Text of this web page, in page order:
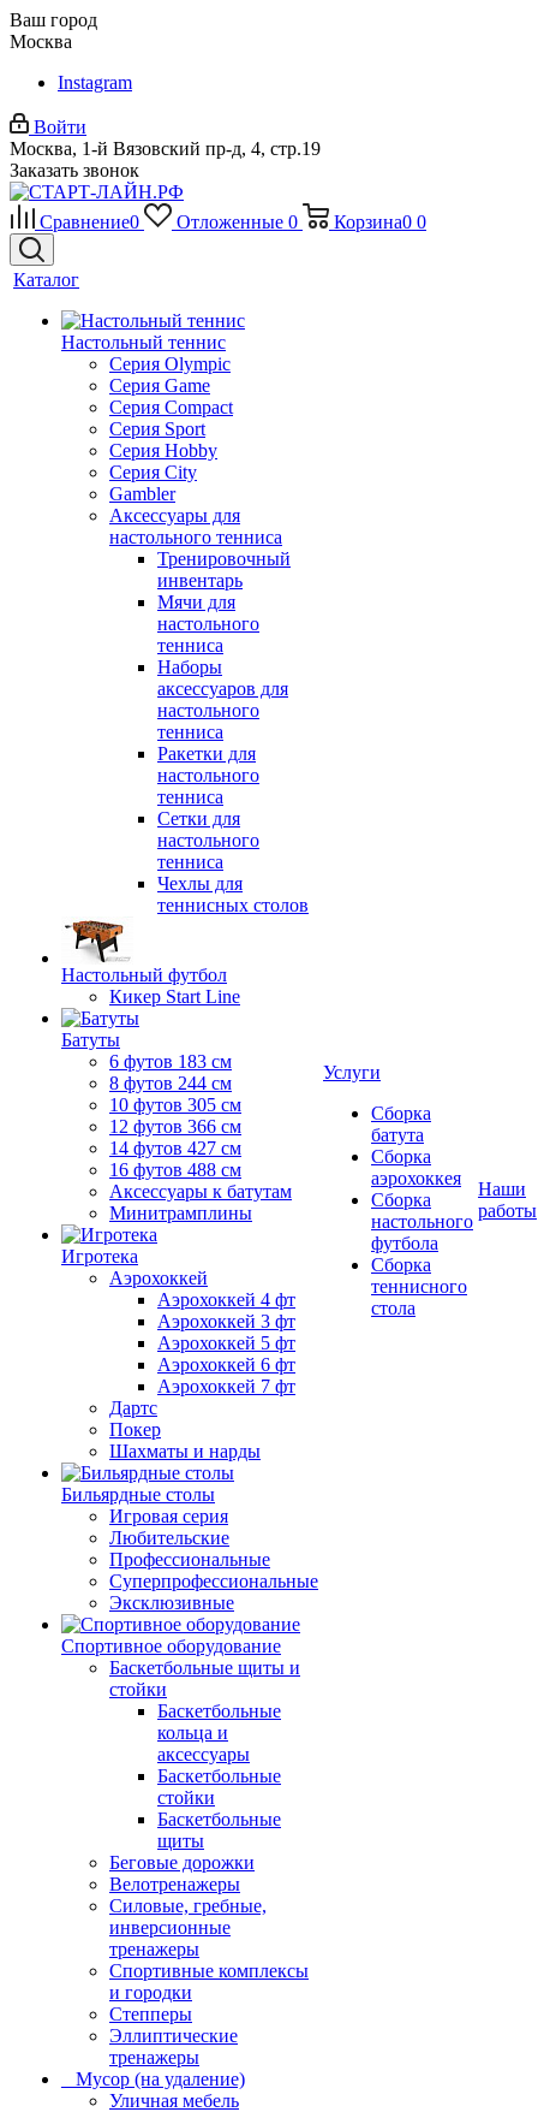
Ваш город
Москва
Instagram
Войти
Москва, 1-й Вязовский пр-д, 4, стр.19
Заказать звонок
Сравнение0 Отложенные 0 Корзина0 0
Каталог
Настольный теннис
Серия Olympic
Серия Game
Серия Compact
Серия Sport
Серия Hobby
Серия City
Gambler
Аксессуары для
настольного тенниса
Тренировочный
инвентарь
Мячи для
настольного
тенниса
Наборы
аксессуаров для
настольного
тенниса
Ракетки для
настольного
тенниса
Сетки для
настольного
тенниса
Чехлы для
теннисных столов
Настольный футбол
Кикер Start Line
Батуты
6 футов 183 см
8 футов 244 см
10 футов 305 см
12 футов 366 см
14 футов 427 см
16 футов 488 см
Аксессуары к батутам
Минитрамплины
Игротека
Аэрохоккей
Аэрохоккей 4 фт
Аэрохоккей 3 фт
Аэрохоккей 5 фт
Аэрохоккей 6 фт
Аэрохоккей 7 фт
Дартс
Покер
Шахматы и нарды
Бильярдные столы
Игровая серия
Любительские
Профессиональные
Суперпрофессиональные
Эксклюзивные
Спортивное оборудование
Баскетбольные щиты и
стойки
Баскетбольные
кольца и
аксессуары
Баскетбольные
стойки
Баскетбольные
щиты
Беговые дорожки
Велотренажеры
Силовые, гребные,
инверсионные
тренажеры
Спортивные комплексы
и городки
Степперы
Эллиптические
тренажеры
_ Мусор (на удаление)
Уличная мебель
Услуги
Сборка
батута
Сборка
аэрохоккея
Сборка
настольного
футбола
Сборка
теннисного
стола
Наши
работы